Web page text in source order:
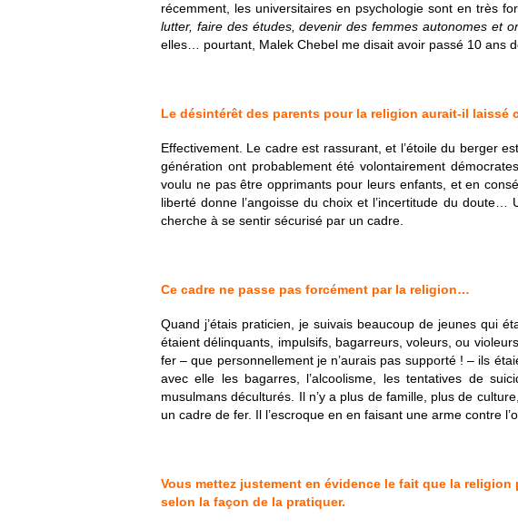
récemment, les universitaires en psychologie sont en très
lutter, faire des études, devenir des femmes autonomes et
elles… pourtant, Malek Chebel me disait avoir passé 10 ans
Le désintérêt des parents pour la religion aurait-il laissé
Effectivement. Le cadre est rassurant, et l’étoile du berger
génération ont probablement été volontairement
voulu ne pas être opprimants pour leurs enfants, et en
liberté donne l’angoisse du choix et l’incertitude du
cherche à se sentir sécurisé par un cadre.
Ce cadre ne passe pas forcément par la religion…
Quand j’étais praticien, je suivais beaucoup de jeunes qui
étaient délinquants, impulsifs, bagarreurs, voleurs, ou
fer – que personnellement je n’aurais pas supporté ! – ils
avec elle les bagarres, l’alcoolisme, les tentatives de
musulmans déculturés. Il n’y a plus de famille, plus de
un cadre de fer. Il l’escroque en en faisant une arme contre
Vous mettez justement en évidence le fait que la
selon la façon de la pratiquer.